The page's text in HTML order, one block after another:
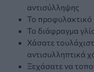
αντισύλληψης
Το προφυλακτικό
Το διάφραγμα
Χάσατε
αντισυλληπτικά
Ξεχάσατε να